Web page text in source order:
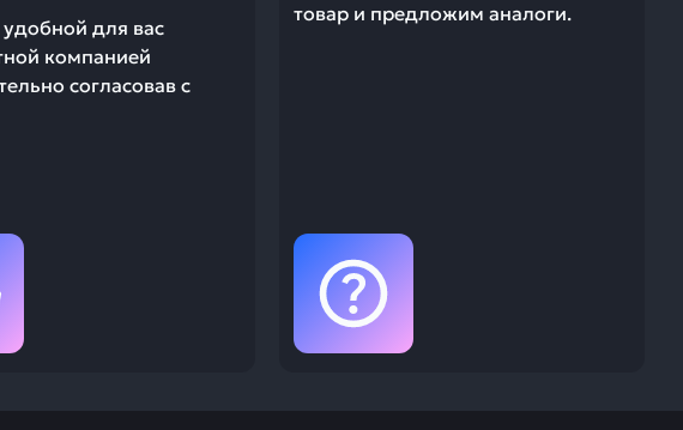
для вас
компанией
согласовав с
товар и предложим аналоги.